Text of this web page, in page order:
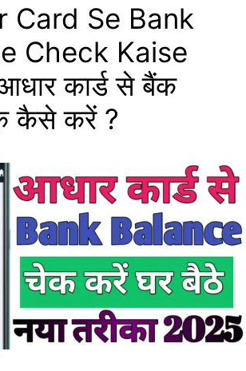
Card Se Bank
Check Kaise
कार्ड से बैंक
कैसे करें ?